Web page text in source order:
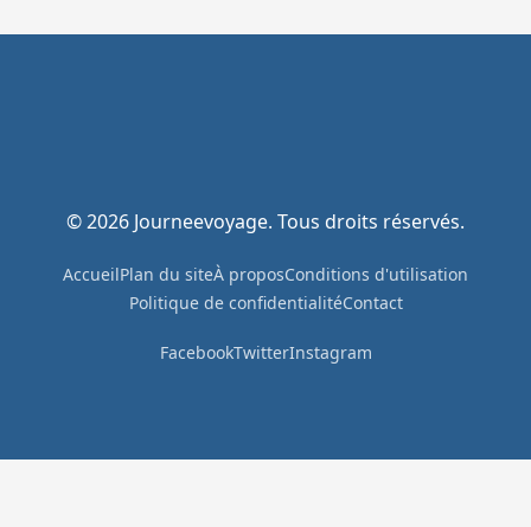
© 2026 Journeevoyage. Tous droits réservés.
AccueilPlan du siteÀ proposConditions d'utilisation
Politique de confidentialitéContact
FacebookTwitterInstagram